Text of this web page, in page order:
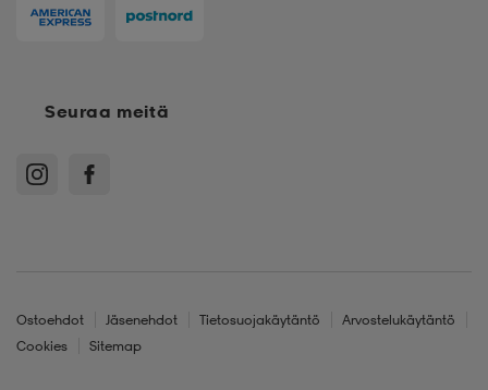
Seuraa meitä
Ostoehdot Jäsenehdot Tietosuojakäytäntö
Arvostelukäytäntö
Cookies
Sitemap